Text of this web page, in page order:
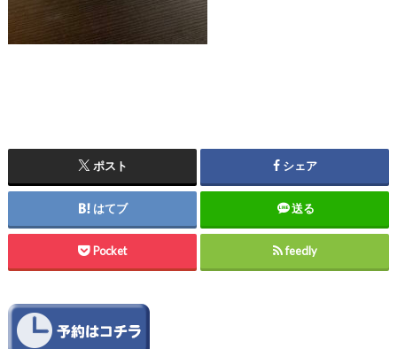
ポスト シェア
はてブ 送る
Pocket feedly